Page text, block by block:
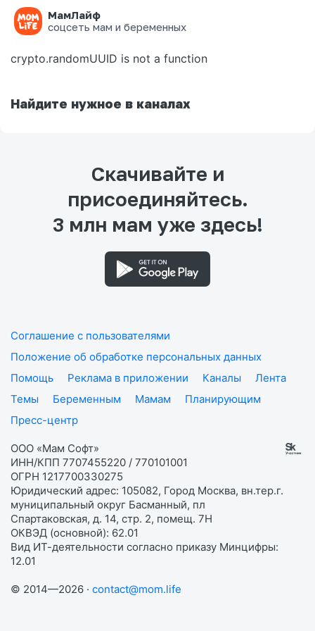
МамЛайф
соцсеть мам и беременных
Ошибка на странице
crypto.randomUUID is not a function
Найдите нужное в каналах
Скачивайте и
присоединяйтесь.
3 млн мам уже здесь!
Соглашение с пользователями
Положение об обработке персональных данных
Помощь
Реклама в приложении Каналы
Лента
Темы
Беременным Мамам
Планирующим
Пресс-центр
ООО «Мам Софт»
ИНН/КПП 7707455220 / 770101001
ОГРН 1217700330275
Юридический адрес: 105082, Город Москва, вн.тер.г.
муниципальный округ Басманный, пл
Спартаковская, д. 14, стр. 2, помещ. 7Н
ОКВЭД (основной): 62.01
Вид ИТ-деятельности согласно приказу Минцифры:
12.01
© 2014—2026 · contact@mom.life